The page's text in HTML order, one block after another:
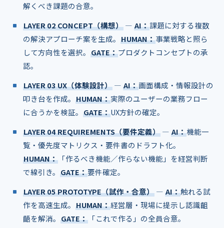
解くべき課題の合意。
LAYER 02 CONCEPT（構想） ― AI：課題に対する複数
の解決アプローチ案を生成。 HUMAN：事業戦略と照ら
して方向性を選択。 GATE：プロダクトコンセプトの承
認。
LAYER 03 UX（体験設計） ― AI：画面構成・情報設計の
叩き台を作成。 HUMAN：実際のユーザーの業務フロー
に合うかを検証。 GATE：UX方針の確定。
LAYER 04 REQUIREMENTS（要件定義） ― AI：機能一
覧・優先度マトリクス・要件書のドラフト化。
HUMAN： 「作るべき機能／作らない機能」を経営判断
で線引き。 GATE：要件確定。
LAYER 05 PROTOTYPE（試作・合意） ― AI：触れる試
作を高速生成。 HUMAN：経営層・現場に提示し認識齟
齬を解消。 GATE： 「これで作る」の全員合意。